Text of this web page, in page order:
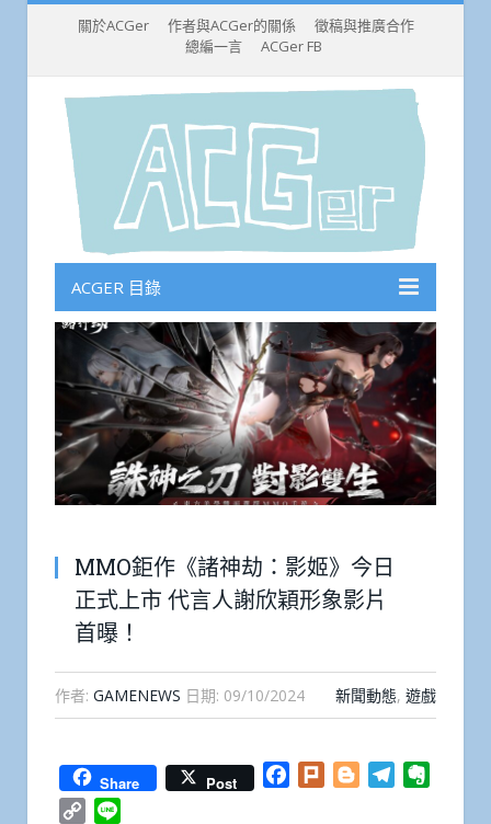
關於ACGer 作者與ACGer的關係
徵稿與推廣合作
總編一言
ACGer FB
ACGER 目錄
MMO鉅作《諸神劫：影姬》今日
正式上市 代言人謝欣穎形象影片
首曝！
作者: GAMENEWS 日期: 09/10/2024 新聞動態, 遊戲
Share Post Facebook
Plurk BloggerTelegram
Copy